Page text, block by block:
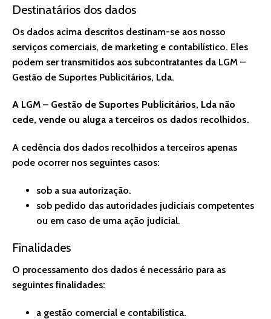
Destinatários dos dados
Os dados acima descritos destinam-se aos nosso
serviços comerciais, de marketing e contabilístico. Eles
podem ser transmitidos aos subcontratantes da LGM –
Gestão de Suportes Publicitários, Lda.
A LGM – Gestão de Suportes Publicitários, Lda não
cede, vende ou aluga a terceiros os dados recolhidos.
A cedência dos dados recolhidos a terceiros apenas
pode ocorrer nos seguintes casos:
sob a sua autorização.
sob pedido das autoridades judiciais competentes
ou em caso de uma ação judicial.
Finalidades
O processamento dos dados é necessário para as
seguintes finalidades:
a gestão comercial e contabilística.